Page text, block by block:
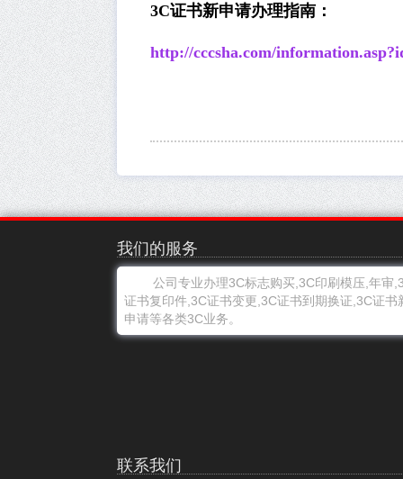
3C证书新申请办理指南：
http://cccsha.com/
我们的服务
公司专业办理3C标志购买,3C印刷模压,年审
证书复印件,3C证书变更,3C证书到期换证,3C证书
申请等各类3C业务。
联系我们